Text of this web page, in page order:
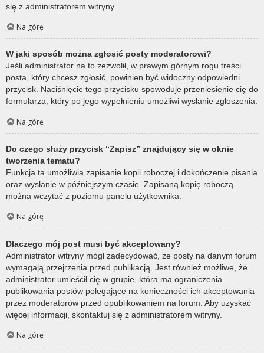
się z administratorem witryny.
Na górę
W jaki sposób można zgłosić posty moderatorowi?
Jeśli administrator na to zezwolił, w prawym górnym rogu treści
posta, który chcesz zgłosić, powinien być widoczny odpowiedni
przycisk. Naciśnięcie tego przycisku spowoduje przeniesienie cię do
formularza, który po jego wypełnieniu umożliwi wysłanie zgłoszenia.
Na górę
Do czego służy przycisk “Zapisz” znajdujący się w oknie
tworzenia tematu?
Funkcja ta umożliwia zapisanie kopii roboczej i dokończenie pisania
oraz wysłanie w późniejszym czasie. Zapisaną kopię roboczą
można wczytać z poziomu panelu użytkownika.
Na górę
Dlaczego mój post musi być akceptowany?
Administrator witryny mógł zadecydować, że posty na danym forum
wymagają przejrzenia przed publikacją. Jest również możliwe, że
administrator umieścił cię w grupie, która ma ograniczenia
publikowania postów polegające na konieczności ich akceptowania
przez moderatorów przed opublikowaniem na forum. Aby uzyskać
więcej informacji, skontaktuj się z administratorem witryny.
Na górę